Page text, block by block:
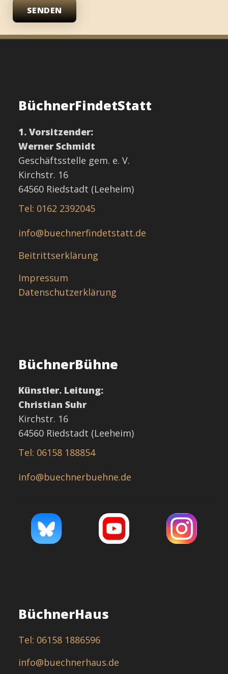
SENDEN
BüchnerFindetStatt
1. Vorsitzender:
Werner Schmidt
Geschäftsstelle gem. e. V.
Kirchstr. 16
64560 Riedstadt (Leeheim)
Tel: 0162 2392045
info@buechnerfindetstatt.de
Beitrittserklärung
Impressum
Datenschutzerklärung
BüchnerBühne
Künstler. Leitung:
Christian Suhr
Kirchstr. 16
64560 Riedstadt (Leeheim)
Tel: 06158 188854
info@buechnerbuehne.de
BüchnerHaus
Tel: 06158 1886596
info@buechnerhaus.de